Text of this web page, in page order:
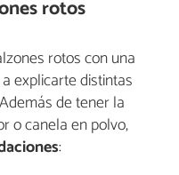
rotos
rotos con una
explicarte distintas
de tener la
o canela en polvo,
: